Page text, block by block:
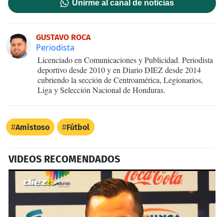
Unirme al canal de noticias
GUSTAVO ROCA
Periodista
Licenciado en Comunicaciones y Publicidad. Periodista
deportivo desde 2010 y en Diario DIEZ desde 2014
cubriendo la sección de Centroamérica, Legionarios,
Liga y Selección Nacional de Honduras.
Amistoso Fútbol
VIDEOS RECOMENDADOS